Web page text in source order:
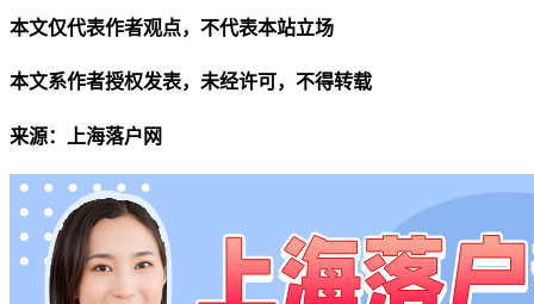
本文仅代表作者观点，不代表本站立场
本文系作者授权发表，未经许可，不得转载
来源：上海落户网